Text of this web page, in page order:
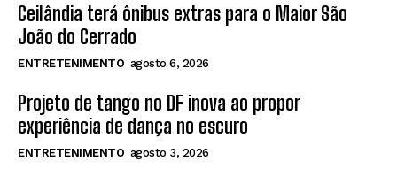
Ceilândia terá ônibus extras para o Maior São
João do Cerrado
ENTRETENIMENTO agosto 6, 2026
Projeto de tango no DF inova ao propor
experiência de dança no escuro
ENTRETENIMENTO agosto 3, 2026